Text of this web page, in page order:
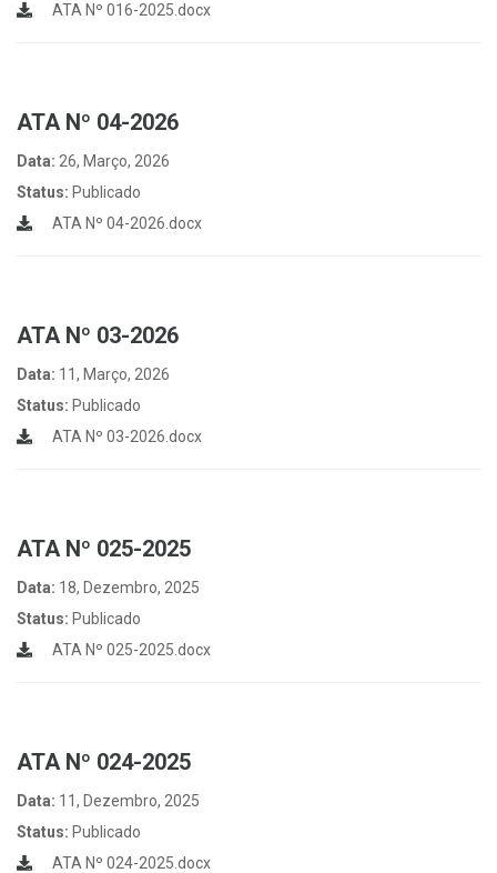
ATA Nº 016-2025.docx
ATA Nº 04-2026
Data: 26, Março, 2026
Status: Publicado
ATA Nº 04-2026.docx
ATA Nº 03-2026
Data: 11, Março, 2026
Status: Publicado
ATA Nº 03-2026.docx
ATA Nº 025-2025
Data: 18, Dezembro, 2025
Status: Publicado
ATA Nº 025-2025.docx
ATA Nº 024-2025
Data: 11, Dezembro, 2025
Status: Publicado
ATA Nº 024-2025.docx